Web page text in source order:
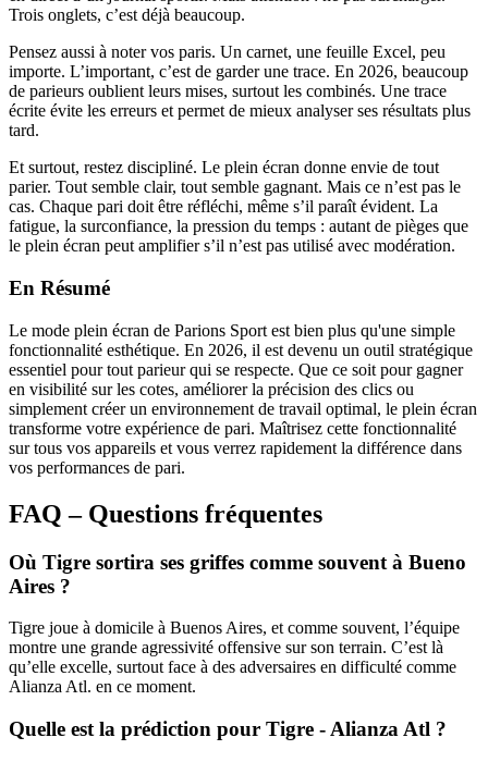
Trois onglets, c’est déjà beaucoup.
Pensez aussi à noter vos paris. Un carnet, une feuille Excel, peu
importe. L’important, c’est de garder une trace. En 2026, beaucoup
de parieurs oublient leurs mises, surtout les combinés. Une trace
écrite évite les erreurs et permet de mieux analyser ses résultats plus
tard.
Et surtout, restez discipliné. Le plein écran donne envie de tout
parier. Tout semble clair, tout semble gagnant. Mais ce n’est pas le
cas. Chaque pari doit être réfléchi, même s’il paraît évident. La
fatigue, la surconfiance, la pression du temps : autant de pièges que
le plein écran peut amplifier s’il n’est pas utilisé avec modération.
En Résumé
Le mode plein écran de Parions Sport est bien plus qu'une simple
fonctionnalité esthétique. En 2026, il est devenu un outil stratégique
essentiel pour tout parieur qui se respecte. Que ce soit pour gagner
en visibilité sur les cotes, améliorer la précision des clics ou
simplement créer un environnement de travail optimal, le plein écran
transforme votre expérience de pari. Maîtrisez cette fonctionnalité
sur tous vos appareils et vous verrez rapidement la différence dans
vos performances de pari.
FAQ – Questions fréquentes
Où Tigre sortira ses griffes comme souvent à Bueno
Aires ?
Tigre joue à domicile à Buenos Aires, et comme souvent, l’équipe
montre une grande agressivité offensive sur son terrain. C’est là
qu’elle excelle, surtout face à des adversaires en difficulté comme
Alianza Atl. en ce moment.
Quelle est la prédiction pour Tigre - Alianza Atl ?